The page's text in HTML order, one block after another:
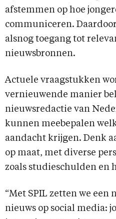
afstemmen op hoe
communiceren.
alsnog toegang tot
nieuwsbronnen.
Actuele vraagstukken
vernieuwende manier
nieuwsredactie van
kunnen meebepalen
aandacht krijgen. Denk
op maat, met diverse
zoals studieschulden en
“Met SPIL zetten we een
nieuws op social media: